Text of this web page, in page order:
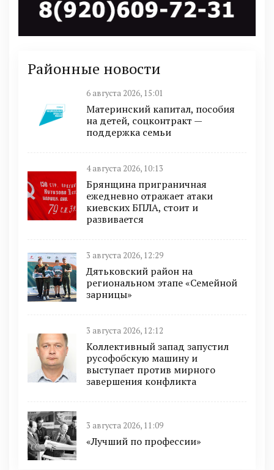
Районные новости
6 августа 2026, 15:01
Материнский капитал, пособия
на детей, соцконтракт —
поддержка семьи
4 августа 2026, 10:13
Брянщина приграничная
ежедневно отражает атаки
киевских БПЛА, стоит и
развивается
3 августа 2026, 12:29
Дятьковский район на
региональном этапе «Семейной
зарницы»
3 августа 2026, 12:12
Коллективный запад запустил
русофобскую машину и
выступает против мирного
завершения конфликта
3 августа 2026, 11:09
«Лучший по профессии»